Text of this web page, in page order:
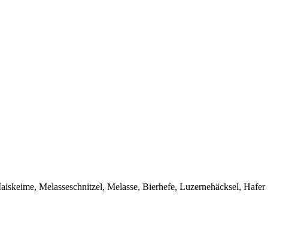
Melasseschnitzel, Melasse, Bierhefe, Luzernehäcksel, Hafer